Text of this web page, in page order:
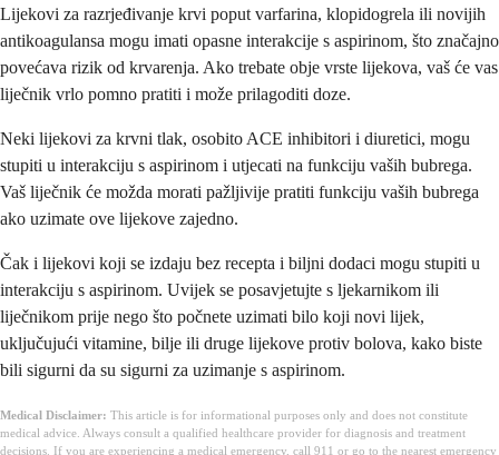
Lijekovi za razrjeđivanje krvi poput varfarina, klopidogrela ili novijih
antikoagulansa mogu imati opasne interakcije s aspirinom, što značajno
povećava rizik od krvarenja. Ako trebate obje vrste lijekova, vaš će vas
liječnik vrlo pomno pratiti i može prilagoditi doze.
Neki lijekovi za krvni tlak, osobito ACE inhibitori i diuretici, mogu
stupiti u interakciju s aspirinom i utjecati na funkciju vaših bubrega.
Vaš liječnik će možda morati pažljivije pratiti funkciju vaših bubrega
ako uzimate ove lijekove zajedno.
Čak i lijekovi koji se izdaju bez recepta i biljni dodaci mogu stupiti u
interakciju s aspirinom. Uvijek se posavjetujte s ljekarnikom ili
liječnikom prije nego što počnete uzimati bilo koji novi lijek,
uključujući vitamine, bilje ili druge lijekove protiv bolova, kako biste
bili sigurni da su sigurni za uzimanje s aspirinom.
Medical Disclaimer: This article is for informational purposes only and does not constitute
medical advice. Always consult a qualified healthcare provider for diagnosis and treatment
decisions. If you are experiencing a medical emergency, call 911 or go to the nearest emergency